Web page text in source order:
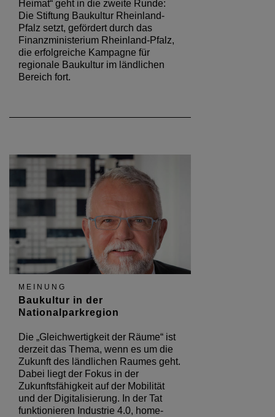
Heimat“ geht in die zweite Runde:
Die Stiftung Baukultur Rheinland-
Pfalz setzt, gefördert durch das
Finanzministerium Rheinland-Pfalz,
die erfolgreiche Kampagne für
regionale Baukultur im ländlichen
Bereich fort.
MEINUNG
Baukultur in der
Nationalparkregion
Die „Gleichwertigkeit der Räume“ ist
derzeit das Thema, wenn es um die
Zukunft des ländlichen Raumes geht.
Dabei liegt der Fokus in der
Zukunftsfähigkeit auf der Mobilität
und der Digitalisierung. In der Tat
funktionieren Industrie 4.0, home-